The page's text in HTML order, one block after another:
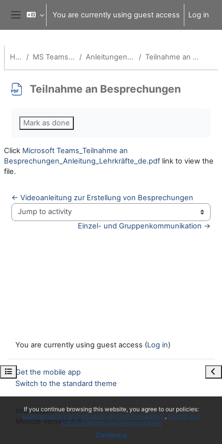
Skip to main content
If you continue browsing this website, you agree to our policies:
Datenschutzerklärung/Data Protection Declaration
Rechte und
Pflichten/Rights and Responsibilities
Continue
Side panel
You are currently using guest access Log in
Open course index
Home MS Teams für Schulen Anleitungen für Lehrende Teilnahme an Besprechungen
Teilnahme an Besprechungen
Mark as done
Click Microsoft Teams_Teilnahme an
Besprechungen_Anleitung_Lehrkräfte_de.pdf link to view the
file.
← Videoanleitung zur Erstellung von Besprechungen
Jump to activity
Einzel- und Gruppenkommunikation →
You are currently using guest access (Log in)
Get the mobile app
Switch to the standard theme
Impressum
Moodle Version 4.5